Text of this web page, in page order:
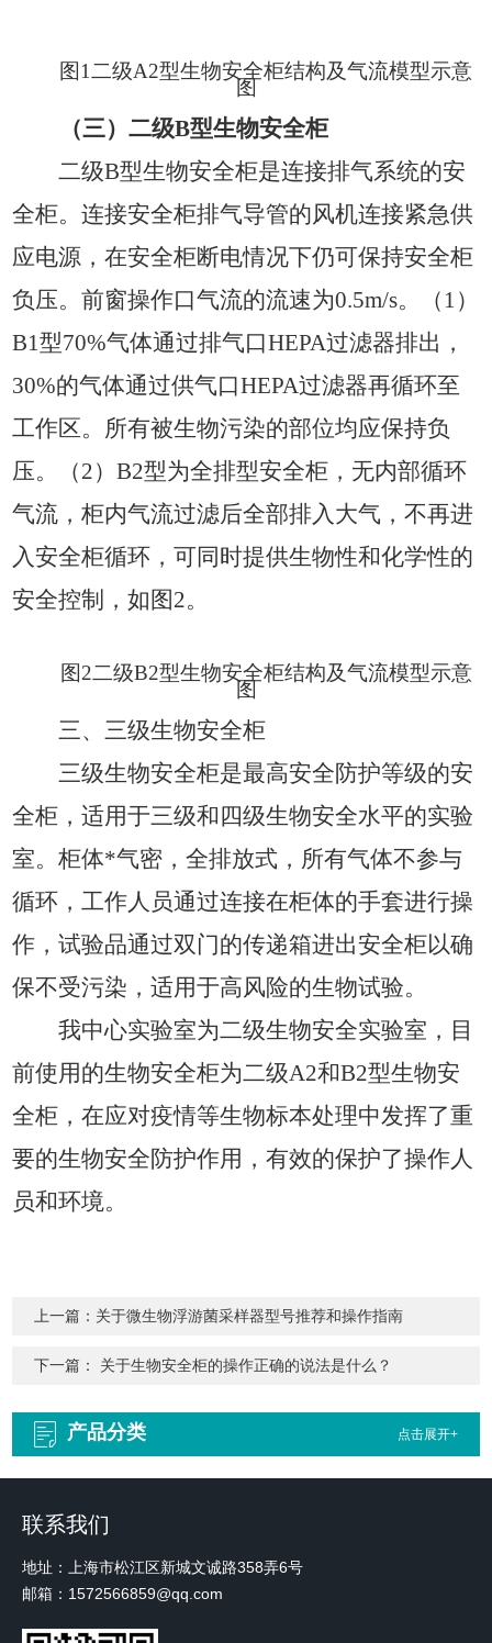
图1二级A2型生物安全柜结构及气流模型示意
图
（三）二级B型生物安全柜
二级B型生物安全柜是连接排气系统的安
全柜。连接安全柜排气导管的风机连接紧急供
应电源，在安全柜断电情况下仍可保持安全柜
负压。前窗操作口气流的流速为0.5m/s。 （ 1）
B1型70%气体通过排气口HEPA过滤器排出，
30%的气体通过供气口HEPA过滤器再循环至
工作区。所有被生物污染的部位均应保持负
压。
（2）B2型为全排型安全柜，无内部循环
气流，柜内气流过滤后全部排入大气，不再进
入安全柜循环，可同时提供生物性和化学性的
安全控制，如图2。
图2二级B2型生物安全柜结构及气流模型示意
图
三、三级生物安全柜
三级生物安全柜是最高安全防护等级的安
全柜，适用于三级和四级生物安全水平的实验
室。柜体*气密，全排放式，所有气体不参与
循环，工作人员通过连接在柜体的手套进行操
作，试验品通过双门的传递箱进出安全柜以确
保不受污染，适用于高风险的生物试验。
我中心实验室为二级生物安全实验室，目
前使用的生物安全柜为二级A2和B2型生物安
全柜，在应对疫情等生物标本处理中发挥了重
要的生物安全防护作用，有效的保护了操作人
员和环境。
上一篇： 关于微生物浮游菌采样器型号推荐和操作指南
下一篇： 关于生物安全柜的操作正确的说法是什么？
产品分类 点击展开+
联系我们
地址：上海市松江区新城文诚路358弄6号
邮箱：1572566859@qq.com